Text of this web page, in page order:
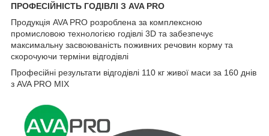
ПРОФЕСІЙНІСТЬ ГОДІВЛІ З AVA PRO
Продукція AVA PRO розроблена за комплексною
промисловою технологією годівлі 3D та забезпечує
максимальну засвоюваність поживних речовин корму та
скорочуючи терміни відгодівлі
Професійні результати відгодівлі 110 кг живої маси за 160 днів
з AVA PRO МІХ